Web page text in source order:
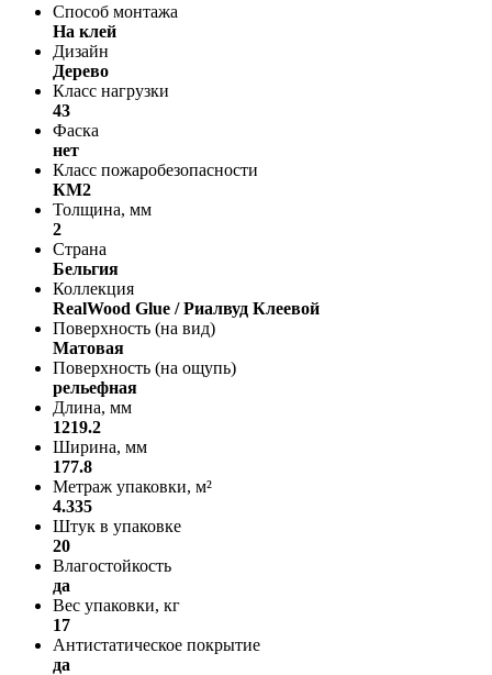
Способ монтажа
На клей
Дизайн
Дерево
Класс нагрузки
43
Фаска
нет
Класс пожаробезопасности
КМ2
Толщина, мм
2
Страна
Бельгия
Коллекция
RealWood Glue / Риалвуд Клеевой
Поверхность (на вид)
Матовая
Поверхность (на ощупь)
рельефная
Длина, мм
1219.2
Ширина, мм
177.8
Метраж упаковки, м²
4.335
Штук в упаковке
20
Влагостойкость
да
Вес упаковки, кг
17
Антистатическое покрытие
да